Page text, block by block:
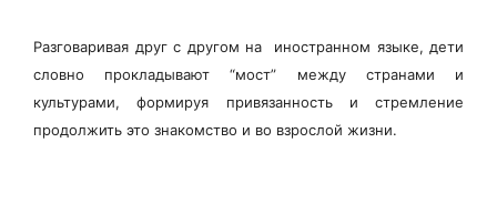
Разговаривая друг с другом на иностранном языке, дети
словно прокладывают “мост” между странами и
культурами, формируя привязанность и стремление
продолжить это знакомство и во взрослой жизни.